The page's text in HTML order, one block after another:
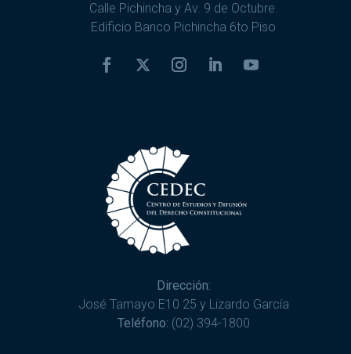
Calle Pichincha y Av. 9 de Octubre.
Edificio Banco Pichincha 6to Piso
Dirección:
José Tamayo E10 25 y Lizardo García
Teléfono: (02) 394-1800